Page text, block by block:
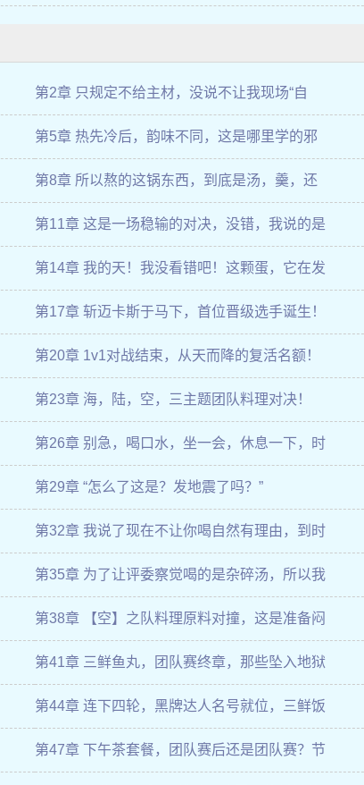
第2章 只规定不给主材，没说不让我现场“自
第5章 热先冷后，韵味不同，这是哪里学的邪
第8章 所以熬的这锅东西，到底是汤，羹，还
第11章 这是一场稳输的对决，没错，我说的是
第14章 我的天！我没看错吧！这颗蛋，它在发
第17章 斩迈卡斯于马下，首位晋级选手诞生！
第20章 1v1对战结束，从天而降的复活名额！
第23章 海，陆，空，三主题团队料理对决！
第26章 别急，喝口水，坐一会，休息一下，时
第29章 “怎么了这是？发地震了吗？”
第32章 我说了现在不让你喝自然有理由，到时
第35章 为了让评委察觉喝的是杂碎汤，所以我
第38章 【空】之队料理原料对撞，这是准备闷
第41章 三鲜鱼丸，团队赛终章，那些坠入地狱
第44章 连下四轮，黑牌达人名号就位，三鲜饭
第47章 下午茶套餐，团队赛后还是团队赛？节